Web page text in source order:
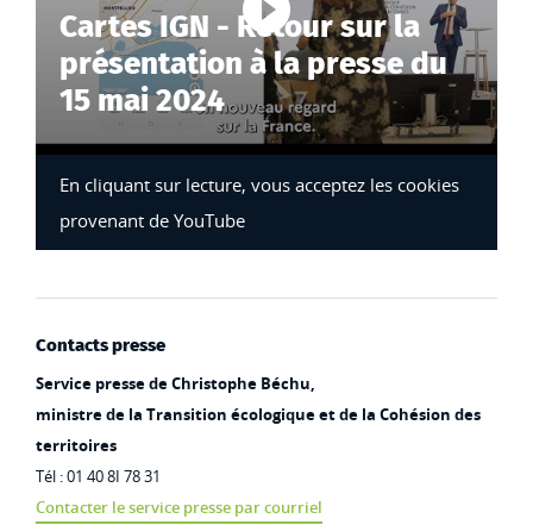
Cartes IGN - Retour sur la
présentation à la presse du
15 mai 2024
Lancer la
En cliquant sur lecture, vous acceptez les cookies
provenant de YouTube
Contacts presse
Service presse de Christophe Béchu,
ministre de la Transition écologique et de la Cohésion des
territoires
Tél : 01 40 8I 78 31
Contacter le service presse par courriel